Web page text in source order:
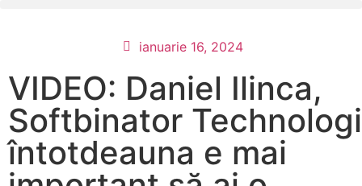
ianuarie 16, 2024
VIDEO: Daniel Ilinca,
Softbinator
întotdeauna e mai